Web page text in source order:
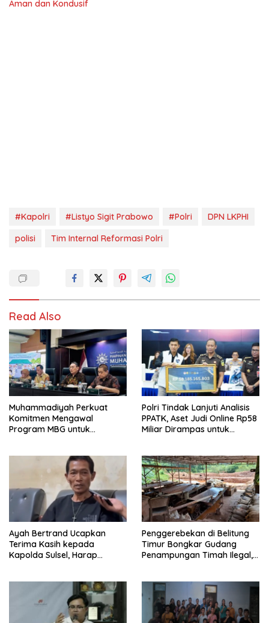
Aman dan Kondusif
#Kapolri #Listyo Sigit Prabowo #Polri
DPN LKPHI
polisi
Tim Internal Reformasi Polri
Read Also
Muhammadiyah Perkuat
Komitmen Mengawal
Program MBG untuk
Polri Tindak Lanjuti Analisis
PPATK, Aset Judi Online Rp58
Miliar Dirampas untuk
Ayah Bertrand Ucapkan
Terima Kasih kepada
Kapolda Sulsel, Harap
Penggerebekan di Belitung
Timur Bongkar Gudang
Penampungan Timah Ilegal,